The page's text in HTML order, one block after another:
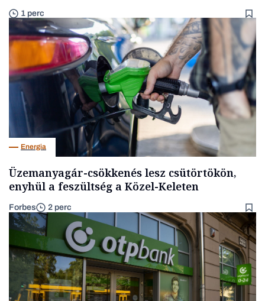
1 perc
Energia
Üzemanyagár-csökkenés lesz csütörtökön,
enyhül a feszültség a Közel-Keleten
Forbes 2 perc